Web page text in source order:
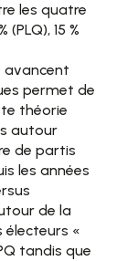
les quatre
(PLQ), 15 %
avancent
permet de
théorie
autour
de partis
les années
de la
électeurs «
tandis que